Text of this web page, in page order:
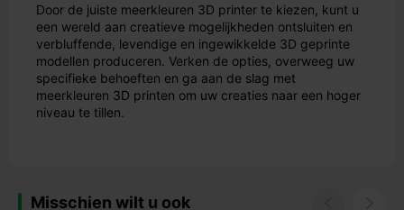
Door de juiste meerkleuren 3D printer te kiezen, kunt u
een wereld aan creatieve mogelijkheden ontsluiten en
verbluffende, levendige en ingewikkelde 3D geprinte
modellen produceren. Verken de opties, overweeg uw
specifieke behoeften en ga aan de slag met
meerkleuren 3D printen om uw creaties naar een hoger
niveau te tillen.
Misschien wilt u ook